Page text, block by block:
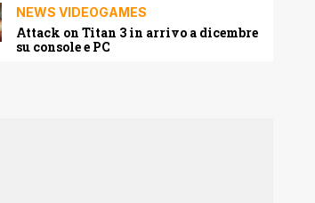
NEWS VIDEOGAMES
Attack on Titan 3 in arrivo a dicembre
su console e PC